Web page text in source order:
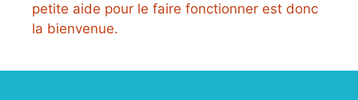
petite aide pour le faire fonctionner est donc
la bienvenue.